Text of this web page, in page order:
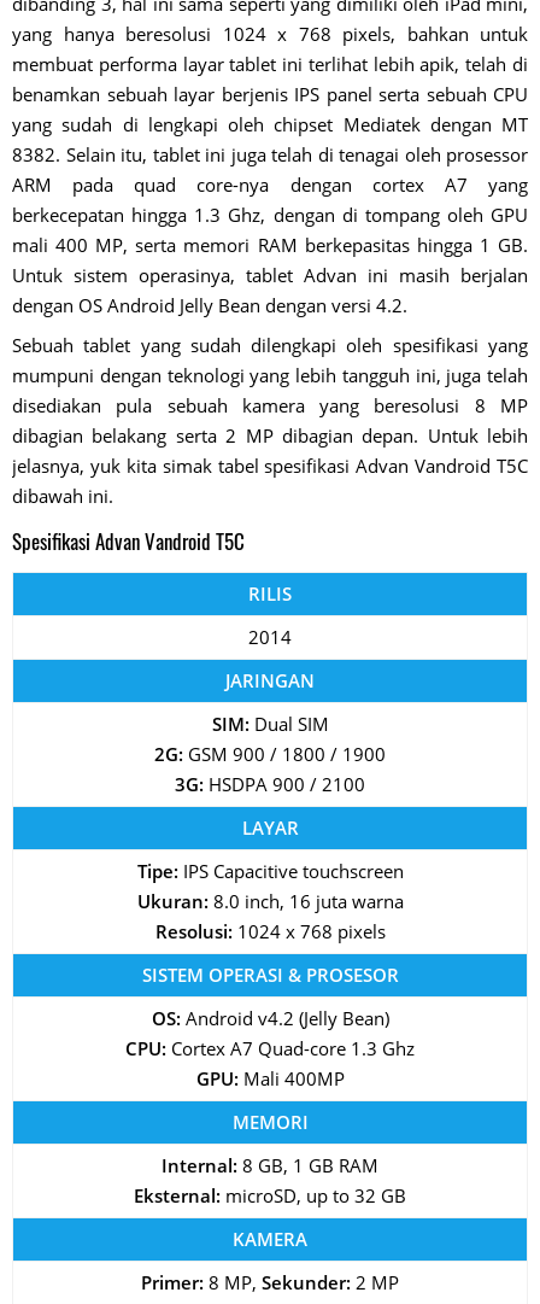
yang hanya beresolusi 1024 x 768 pixels, bahkan untuk
membuat performa layar tablet ini terlihat lebih apik, telah di
benamkan sebuah layar berjenis IPS panel serta sebuah CPU
yang sudah di lengkapi oleh chipset Mediatek dengan MT
8382. Selain itu, tablet ini juga telah di tenagai oleh prosessor
ARM pada quad core-nya dengan cortex A7 yang
berkecepatan hingga 1.3 Ghz, dengan di tompang oleh GPU
mali 400 MP, serta memori RAM berkepasitas hingga 1 GB.
Untuk sistem operasinya, tablet Advan ini masih berjalan
dengan OS Android Jelly Bean dengan versi 4.2.
Sebuah tablet yang sudah dilengkapi oleh spesifikasi yang
mumpuni dengan teknologi yang lebih tangguh ini, juga telah
disediakan pula sebuah kamera yang beresolusi 8 MP
dibagian belakang serta 2 MP dibagian depan. Untuk lebih
jelasnya, yuk kita simak tabel spesifikasi Advan Vandroid T5C
dibawah ini.
Spesifikasi Advan Vandroid T5C
RILIS
2014
JARINGAN
SIM: Dual SIM
2G: GSM 900 / 1800 / 1900
3G: HSDPA 900 / 2100
LAYAR
Tipe: IPS Capacitive touchscreen
Ukuran: 8.0 inch, 16 juta warna
Resolusi: 1024 x 768 pixels
SISTEM OPERASI & PROSESOR
OS: Android v4.2 (Jelly Bean)
CPU: Cortex A7 Quad-core 1.3 Ghz
GPU: Mali 400MP
MEMORI
Internal: 8 GB, 1 GB RAM
Eksternal: microSD, up to 32 GB
KAMERA
Primer: 8 MP, Sekunder: 2 MP